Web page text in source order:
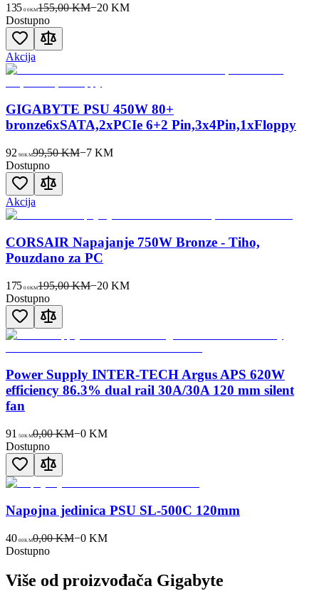
135 00KM155,00 KM−20 KM
Dostupno
Akcija
GIGABYTE PSU 450W 80+
bronze6xSATA,2xPCIe 6+2 Pin,3x4Pin,1xFloppy
92 90KM99,50 KM−7KM
Dostupno
Akcija
CORSAIR Napajanje 750W Bronze - Tiho,
Pouzdano za PC
175 00KM195,00 KM−20 KM
Dostupno
Power Supply INTER-TECH Argus APS 620W
efficiency 86.3% dual rail 30A/30A 120 mm silent
fan
91 50KM0,00 KM−0KM
Dostupno
Napojna jedinica PSU SL-500C 120mm
40 00KM0,00 KM−0KM
Dostupno
Više od proizvođača Gigabyte